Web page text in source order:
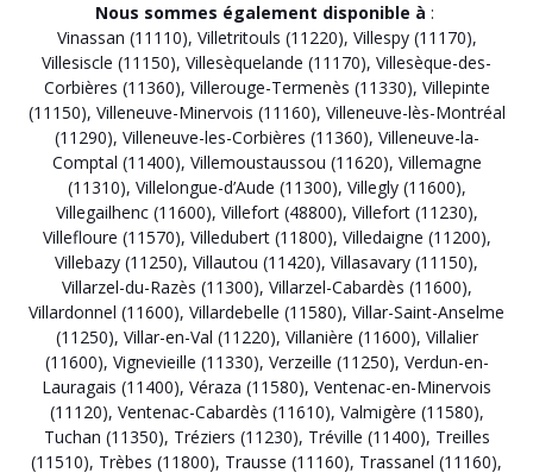
Nous sommes également disponible à :
Vinassan (11110), Villetritouls (11220), Villespy (11170),
Villesiscle (11150), Villesèquelande (11170), Villesèque-des-
Corbières (11360), Villerouge-Termenès (11330), Villepinte
(11150), Villeneuve-Minervois (11160), Villeneuve-lès-Montréal
(11290), Villeneuve-les-Corbières (11360), Villeneuve-la-
Comptal (11400), Villemoustaussou (11620), Villemagne
(11310), Villelongue-d’Aude (11300), Villegly (11600),
Villegailhenc (11600), Villefort (48800), Villefort (11230),
Villefloure (11570), Villedubert (11800), Villedaigne (11200),
Villebazy (11250), Villautou (11420), Villasavary (11150),
Villarzel-du-Razès (11300), Villarzel-Cabardès (11600),
Villardonnel (11600), Villardebelle (11580), Villar-Saint-Anselme
(11250), Villar-en-Val (11220), Villanière (11600), Villalier
(11600), Vignevieille (11330), Verzeille (11250), Verdun-en-
Lauragais (11400), Véraza (11580), Ventenac-en-Minervois
(11120), Ventenac-Cabardès (11610), Valmigère (11580),
Tuchan (11350), Tréziers (11230), Tréville (11400), Treilles
(11510), Trèbes (11800), Trausse (11160), Trassanel (11160),